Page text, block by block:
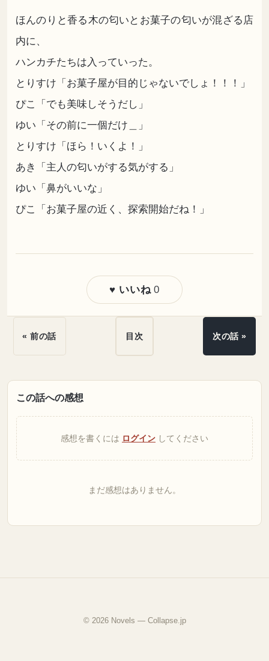
ほんのりと香る木の匂いとお菓子の匂いが混ざる店
内に、
ハンカチたちは入っていった。
とりすけ「お菓子屋が目的じゃないでしょ！！！」
ぴこ「でも美味しそうだし」
ゆい「その前に一個だけ＿」
とりすけ「ほら！いくよ！」
あき「主人の匂いがする気がする」
ゆい「鼻がいいな」
ぴこ「お菓子屋の近く、探索開始だね！」
♥ いいね 0
« 前の話 目次 次の話 »
この話への感想
感想を書くには ログイン してください
まだ感想はありません。
© 2026 Novels — Collapse.jp